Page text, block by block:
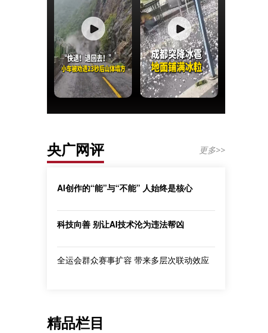
央广网评 更多>>
AI创作的“能”与“不能” 人始终是核心
科技向善 别让AI技术沦为违法帮凶
全运会群众赛事扩容 带来多层次联动效应
精品栏目